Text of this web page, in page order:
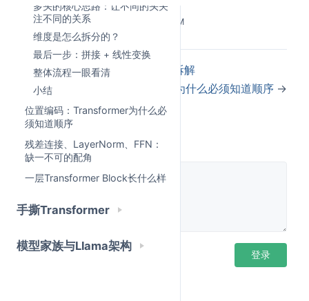
多头的核心思路：让不同的头关
注不同的关系
维度是怎么拆分的？
最后一步：拼接 + 线性变换
整体流程一眼看清
小结
位置编码：Transformer为什么必
须知道顺序
残差连接、LayerNorm、FFN：
缺一不可的配角
一层Transformer Block长什么样
手撕Transformer
模型家族与Llama架构
每个"头"（Head）都有自己独立的 W_Q、W_K、W_V
权重矩阵，经过训练后，不同的头自然会学到不同类型
的关注模式：
有的头专门捕捉 短距离的语法依赖 （比如"主谓宾"）
有的头关注
位置信息 （相邻词之间的关系）
这些头并行运算，最后把结果拼在一起，就能让模型同
Last Updated: 5/25/2026, 3:50:35 PM
←Attention计算全过程一步步拆解
位置编码：Transformer为什么必须知道顺序 →
评论
登录后评论 登录